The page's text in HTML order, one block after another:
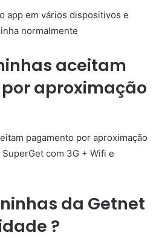
app em vários dispositivos e
normalmente
aceitam
aproximação
pagamento por aproximação
com 3G + Wifi e
da Getnet
?